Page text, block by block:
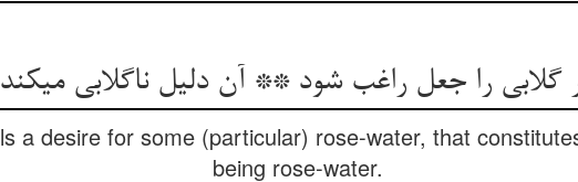
گلابی را جعل راغب شود ** آن دلیل ناگلابی می‏کند
a desire for some (particular) rose-water, that
being rose-water.